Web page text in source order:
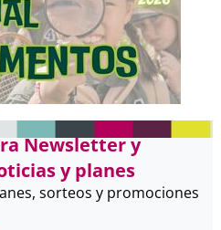
Newsletter y
y planes
sorteos y promociones